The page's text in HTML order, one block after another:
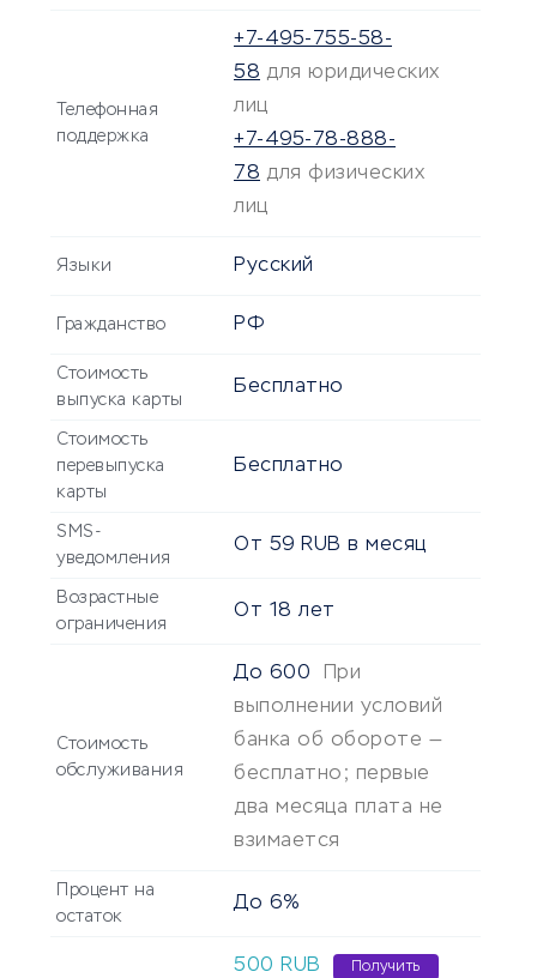
Телефонная
поддержка
+7-495-755-58-
58 для юридических
лиц
+7-495-78-888-
78 для физических
лиц
Языки Русский
Гражданство РФ
Стоимость
выпуска карты
Бесплатно
Стоимость
перевыпуска
карты
Бесплатно
SMS-
уведомления
От 59 RUB в месяц
Возрастные
ограничения
От 18 лет
Стоимость
обслуживания
До 600
При
выполнении условий
банка об обороте —
бесплатно; первые
два месяца плата не
взимается
Процент на
остаток
До 6%
500 RUB Получить